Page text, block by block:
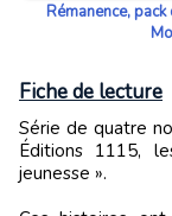
Rémanence,
Fiche de lecture
Série de quatre
Éditions 1115,
jeunesse ».